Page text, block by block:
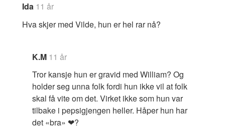
Ida 11 år
Hva skjer med Vilde, hun er hel rar nå?
K.M 11 år
Tror kansje hun er gravid med William? Og
holder seg unna folk fordi hun ikke vil at folk
skal få vite om det. Virket ikke som hun var
tilbake i pepsigjengen heller. Håper hun har
det «bra» ❤?